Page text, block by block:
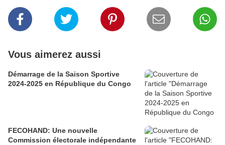
Vous aimerez aussi
Démarrage de la Saison Sportive
2024-2025 en République du Congo
FECOHAND: Une nouvelle
Commission électorale indépendante